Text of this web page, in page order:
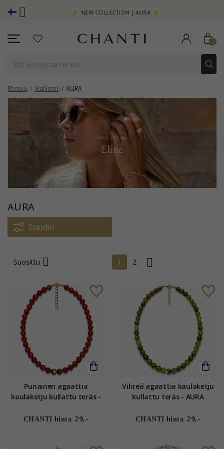
LISÄÄ -
NEW COLLECTION | AURA
Etusivu Mallistot AURA
AURA
Suodin
Suosittu 1 2
Punainen agaattia
kaulaketju kullattu teräs -
CHANTI hinta 29,-
Vihreä agaattia kaulaketju
kullattu teräs - AURA
CHANTI hinta 29,-